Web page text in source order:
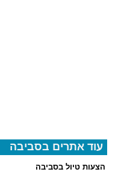
עוד אתרים בסביבה
הצעות טיול בסביבה